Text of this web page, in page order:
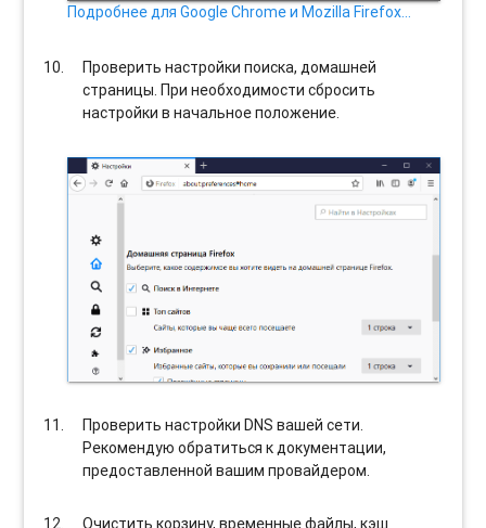
Подробнее для Google Chrome и Mozilla Firefox…
Проверить настройки поиска, домашней
страницы. При необходимости сбросить
настройки в начальное положение.
Проверить настройки DNS вашей сети.
Рекомендую обратиться к документации,
предоставленной вашим провайдером.
Очистить корзину, временные файлы, кэш